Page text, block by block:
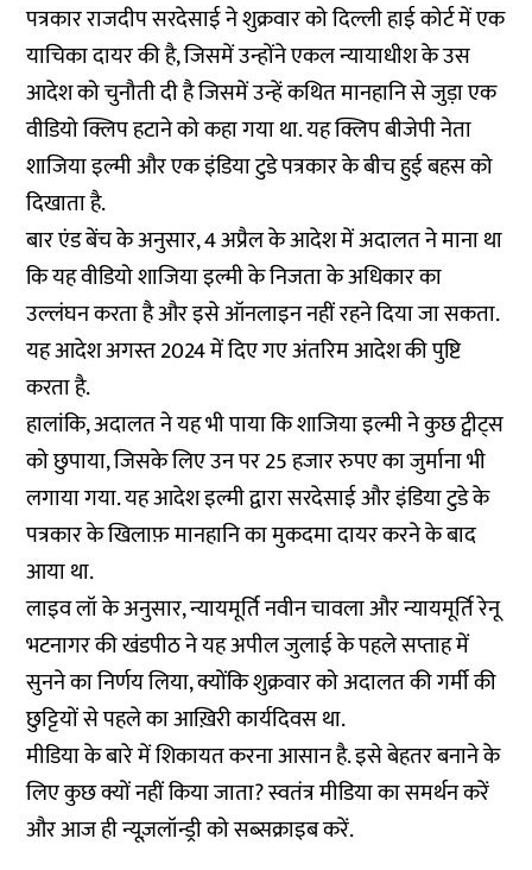
पत्रकार राजदीप सरदेसाई ने शुक्रवार को दिल्ली हाई कोर्ट में एक
याचिका दायर की है, जिसमें उन्होंने एकल न्यायाधीश के उस
आदेश को चुनौती दी है जिसमें उन्हें कथित मानहानि से जुड़ा एक
वीडियो क्लिप हटाने को कहा गया था. यह क्लिप बीजेपी नेता
शाजिया इल्मी और एक इंडिया टुडे पत्रकार के बीच हुई बहस को
दिखाता है.
बार एंड बेंचके अनुसार, 4 अप्रैल के आदेश में अदालत ने माना था
कि यह वीडियो शाजिया इल्मी के निजता के अधिकार का
उल्लंघन करता है और इसे ऑनलाइन नहीं रहने दिया जा सकता.
यह आदेश अगस्त 2024 में दिए गए अंतरिम आदेश की पुष्टि
करता है.
हालांकि, अदालत ने यह भी पाया कि शाजिया इल्मी ने कुछ ट्वीट्स
को छुपाया, जिसके लिए उन पर 25 हजार रुपए का जुर्माना भी
लगाया गया. यह आदेश इल्मी द्वारा सरदेसाई और इंडिया टुडे के
पत्रकार के खिलाफ़ मानहानि का मुकदमा दायर करने के बाद
आया था.
लाइव लॉके अनुसार, न्यायमूर्ति नवीन चावला और न्यायमूर्ति रेनू
भटनागर की खंडपीठ ने यह अपील जुलाई के पहले सप्ताह में
सुनने का निर्णय लिया, क्योंकि शुक्रवार को अदालत की गर्मी की
छुट्टियों से पहले का आख़िरी कार्यदिवस था.
मीडिया के बारे में शिकायत करना आसान है. इसे बेहतर बनाने के
लिए कुछ क्यों नहीं किया जाता? स्वतंत्र मीडिया का समर्थन करें
और आज ही न्यूज़लॉन्ड्री कोसब्सक्राइबकरें.